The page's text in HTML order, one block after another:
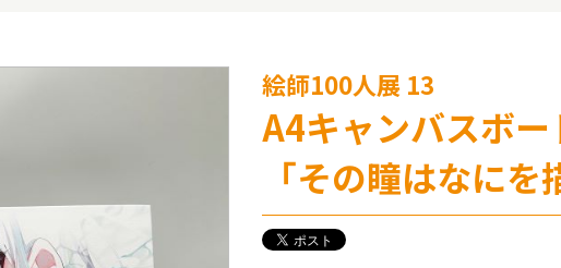
絵師100人展 13
A4キャンバスボー
「その瞳はなにを